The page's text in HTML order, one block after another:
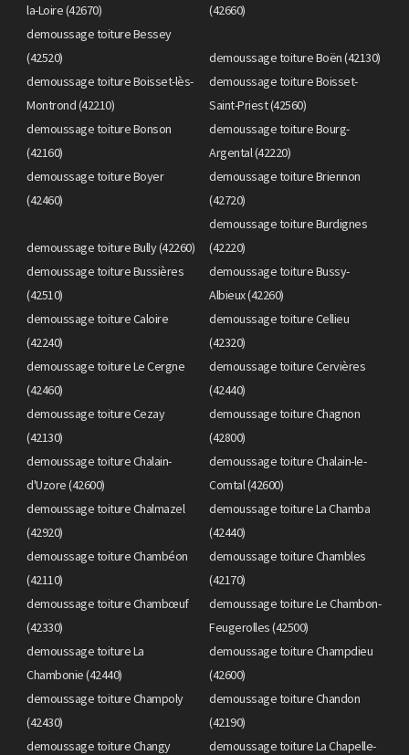
la-Loire (42670)
(42660)
demoussage toiture Bessey
(42520)
demoussage toiture Boën (42130)
demoussage toiture Boisset-lès-
Montrond (42210)
demoussage toiture Boisset-
Saint-Priest (42560)
demoussage toiture Bonson
(42160)
demoussage toiture Bourg-
Argental (42220)
demoussage toiture Boyer
(42460)
demoussage toiture Briennon
(42720)
demoussage toiture Bully (42260)
demoussage toiture Burdignes
(42220)
demoussage toiture Bussières
(42510)
demoussage toiture Bussy-
Albieux (42260)
demoussage toiture Caloire
(42240)
demoussage toiture Cellieu
(42320)
demoussage toiture Le Cergne
(42460)
demoussage toiture Cervières
(42440)
demoussage toiture Cezay
(42130)
demoussage toiture Chagnon
(42800)
demoussage toiture Chalain-
d'Uzore (42600)
demoussage toiture Chalain-le-
Comtal (42600)
demoussage toiture Chalmazel
(42920)
demoussage toiture La Chamba
(42440)
demoussage toiture Chambéon
(42110)
demoussage toiture Chambles
(42170)
demoussage toiture Chambœuf
(42330)
demoussage toiture Le Chambon-
Feugerolles (42500)
demoussage toiture La
Chambonie (42440)
demoussage toiture Champdieu
(42600)
demoussage toiture Champoly
(42430)
demoussage toiture Chandon
(42190)
demoussage toiture Changy
demoussage toiture La Chapelle-